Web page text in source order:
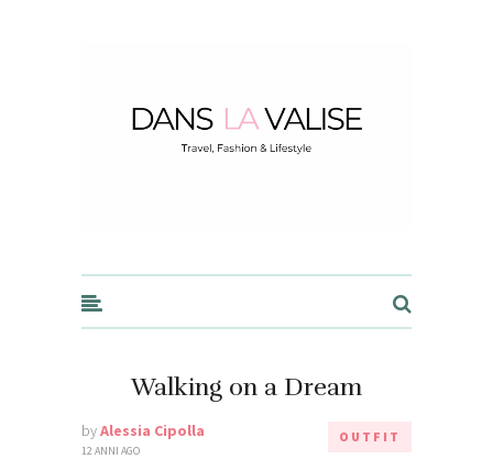
Walking on a Dream
byAlessia Cipolla
12 ANNI AGO
OUTFIT